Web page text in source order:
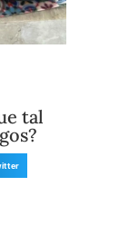
tal